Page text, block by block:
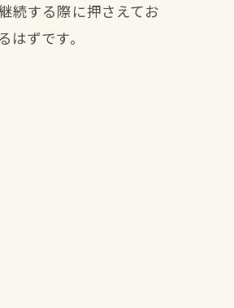
続する際に押さえてお
ずです。